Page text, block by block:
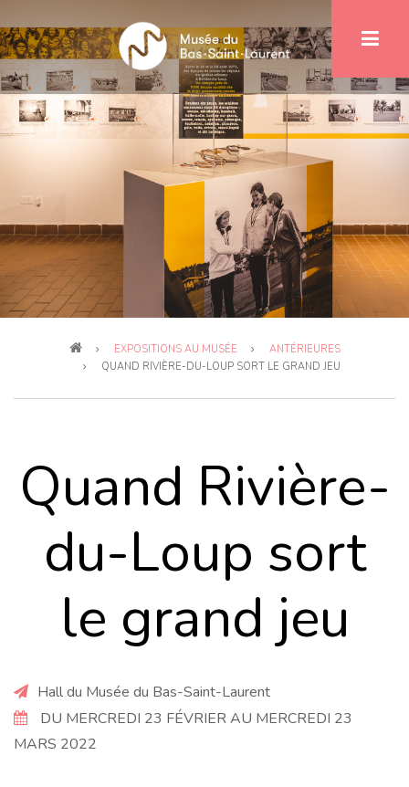
au
contenu
principal
d'ArianeEXPOSITIONS AU MUSÉE
ANTÉRIEURES
QUAND RIVIÈRE-DU-LOUP SORT LE GRAND JEU
Quand Rivière-
du-Loup sort
le grand jeu
Hall du Musée du Bas-Saint-Laurent
DU MERCREDI 23 FÉVRIER AU MERCREDI 23
MARS 2022